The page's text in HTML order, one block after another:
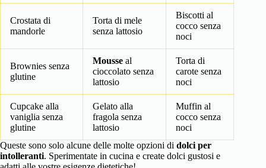
Crostata di
mandorle
Torta di mele
senza lattosio
Biscotti al
cocco senza
noci
Brownies senza
glutine
Mousse al
cioccolato senza
lattosio
Torta di
carote senza
noci
Cupcake alla
vaniglia senza
glutine
Gelato alla
fragola senza
lattosio
Muffin al
cocco senza
noci
Queste sono solo alcune delle molte opzioni di dolci per
intolleranti. Sperimentate in cucina e create dolci gustosi e